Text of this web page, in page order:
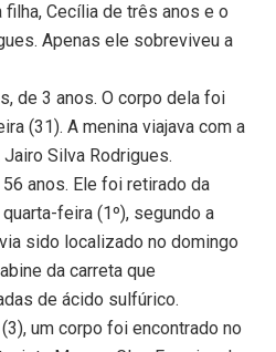
filha, Cecília de três anos e o
Apenas ele sobreviveu a
de 3 anos. O corpo dela foi
(31). A menina viajava com a
Silva Rodrigues.
anos. Ele foi retirado da
feira (1º), segundo a
sido localizado no domingo
da carreta que
de ácido sulfúrico.
um corpo foi encontrado no